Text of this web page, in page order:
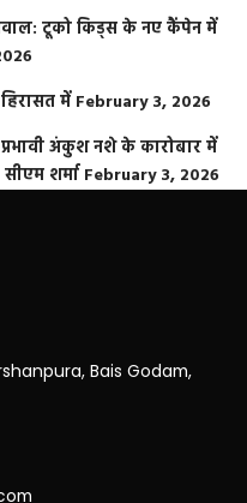
टूको किड्स के नए कैंपेन में
में February 3, 2026
प्रभावी अंकुश नशे के कारोबार में
शर्मा February 3, 2026
Bais Godam,